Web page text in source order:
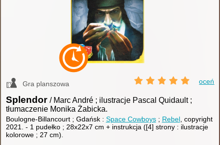
Gra planszowa oceń
Splendor / Marc André ; ilustracje Pascal Quidault ;
tłumaczenie Monika Żabicka.
Boulogne-Billancourt ; Gdańsk : Space Cowboys; Rebel, copyright
2021. - 1 pudełko ; 28x22x7 cm + instrukcja ([4] strony : ilustracje
kolorowe ; 27 cm).